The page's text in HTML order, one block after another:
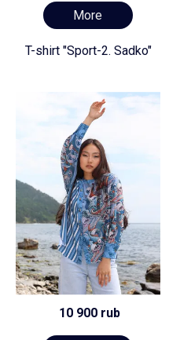
More
T-shirt "Sport-2. Sadko"
10 900 rub